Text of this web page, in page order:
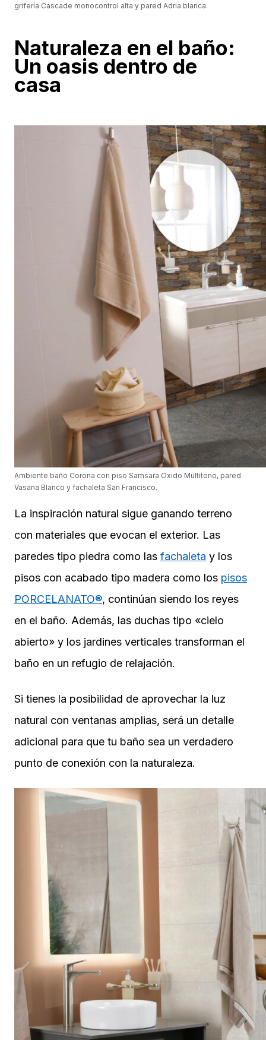
grifería Cascade monocontrol alta y pared Adria blanca.
Naturaleza en el baño:
Un oasis dentro de
casa
Ambiente baño Corona con piso Samsara Oxido Multitono, pared
Vasana Blanco y fachaleta San Francisco.
La inspiración natural sigue ganando terreno
con materiales que evocan el exterior. Las
paredes tipo piedra como las fachaleta y los
pisos con acabado tipo madera como los pisos
PORCELANATO®, continúan siendo los reyes
en el baño. Además, las duchas tipo «cielo
abierto» y los jardines verticales transforman el
baño en un refugio de relajación.
Si tienes la posibilidad de aprovechar la luz
natural con ventanas amplias, será un detalle
adicional para que tu baño sea un verdadero
punto de conexión con la naturaleza.